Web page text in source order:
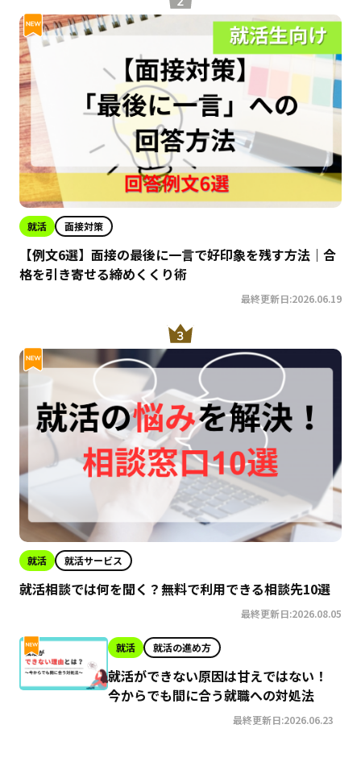
就活 面接対策
【例文6選】面接の最後に一言で好印象を残す方法｜合
格を引き寄せる締めくくり術
最終更新日:2026.06.19
就活 就活サービス
就活相談では何を聞く？無料で利用できる相談先10選
最終更新日:2026.08.05
就活 就活の進め方
就活ができない原因は甘えではない！
今からでも間に合う就職への対処法
最終更新日:2026.06.23